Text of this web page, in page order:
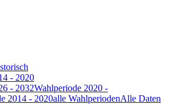
- 2020
- 2032Wahlperiode 2020 -
2014 - 2020alle WahlperiodenAlle Daten